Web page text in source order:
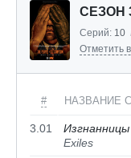
СЕЗОН
Серий: 10
Отметить
# НАЗВАНИЕ
3.01
Изгнанницы
Exiles